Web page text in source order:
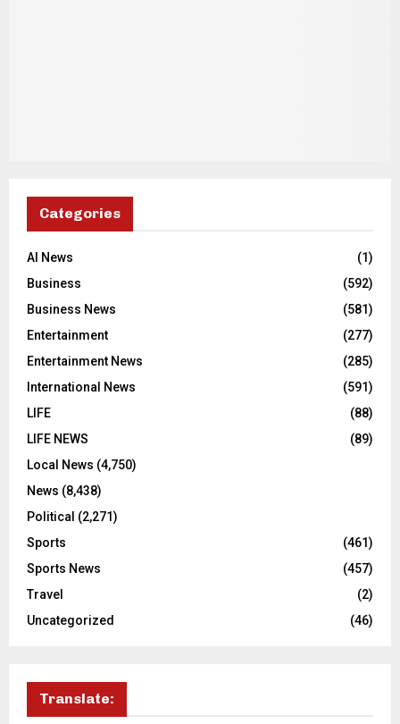
Categories
AI News
(1)
Business
(592)
Business News
(581)
Entertainment
(277)
Entertainment News
(285)
International News
(591)
LIFE
(88)
LIFE NEWS
(89)
Local News (4,750)
News (8,438)
Political (2,271)
Sports
(461)
Sports News
(457)
Travel
(2)
Uncategorized
(46)
Translate: